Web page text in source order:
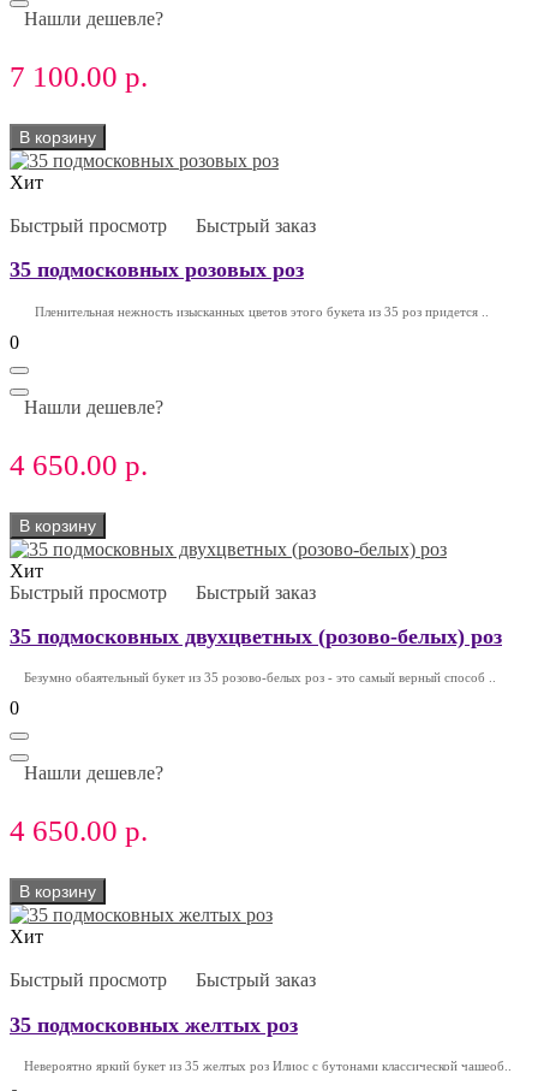
Нашли дешевле?
7 100.00 р.
В корзину
Хит
Быстрый просмотр Быстрый заказ
35 подмосковных розовых роз
Пленительная нежность изысканных цветов этого букета из 35 роз придется ..
0
Нашли дешевле?
4 650.00 р.
В корзину
Хит
Быстрый просмотр
Быстрый заказ
35 подмосковных двухцветных (розово-белых) роз
Безумно обаятельный букет из 35 розово-белых роз - это самый верный способ ..
0
Нашли дешевле?
4 650.00 р.
В корзину
Хит
Быстрый просмотр Быстрый заказ
35 подмосковных желтых роз
Невероятно яркий букет из 35 желтых роз Илиос с бутонами классической чашеоб..